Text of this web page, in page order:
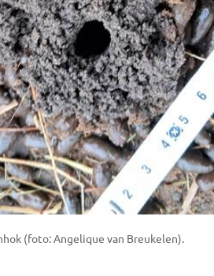
(foto: Angelique van Breukelen).